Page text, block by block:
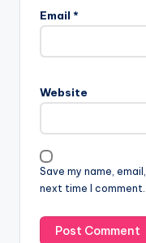
Email *
Website
Save my name,
next time I comment.